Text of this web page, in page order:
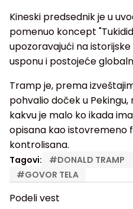
Kineski predsednik je u
pomenuo koncept
upozoravajući na
usponu i postojeće
Tramp je, prema
pohvalio doček u
kakvu je malo ko ikada
opisana kao istovremeno
kontrolisana.
Tagovi: #DONALD TRAMP
#GOVOR TELA
Podeli vest